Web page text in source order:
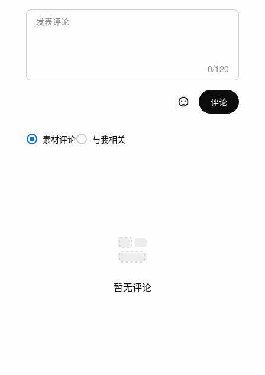
0/120
评论
素材评论 与我相关
暂无评论